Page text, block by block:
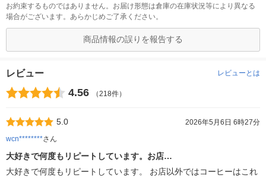
お約束するものではありません。お届け形態は倉庫の在庫状況等により異なる
場合がございます。あらかじめご了承ください。
商品情報の誤りを報告する
レビュー レビューとは
4.56 （218件）
5.0
2026年5月6日 6時27分
wcn********さん
大好きで何度もリピートしています。お店…
大好きで何度もリピートしています。 お店以外ではコーヒーはこれ